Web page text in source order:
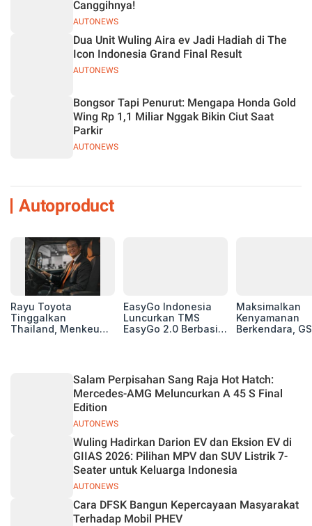
AUTONEWS
Canggihnya!
AUTONEWS
Dua Unit Wuling Aira ev Jadi Hadiah di The
Icon Indonesia Grand Final Result
AUTONEWS
Bongsor Tapi Penurut: Mengapa Honda Gold
Wing Rp 1,1 Miliar Nggak Bikin Ciut Saat
Parkir
Autoproduct
Rayu Toyota
Tinggalkan
Thailand, Menkeu
Basis Produksi
EasyGo Indonesia
Luncurkan TMS
EasyGo 2.0 Berbasis
Maksimalkan
Kenyamanan
Berkendara,
2026
AUTONEWS
Salam Perpisahan Sang Raja Hot Hatch:
Mercedes-AMG Meluncurkan A 45 S Final
Edition
AUTONEWS
Wuling Hadirkan Darion EV dan Eksion EV di
GIIAS 2026: Pilihan MPV dan SUV Listrik 7-
Seater untuk Keluarga Indonesia
Cara DFSK Bangun Kepercayaan Masyarakat
Terhadap Mobil PHEV